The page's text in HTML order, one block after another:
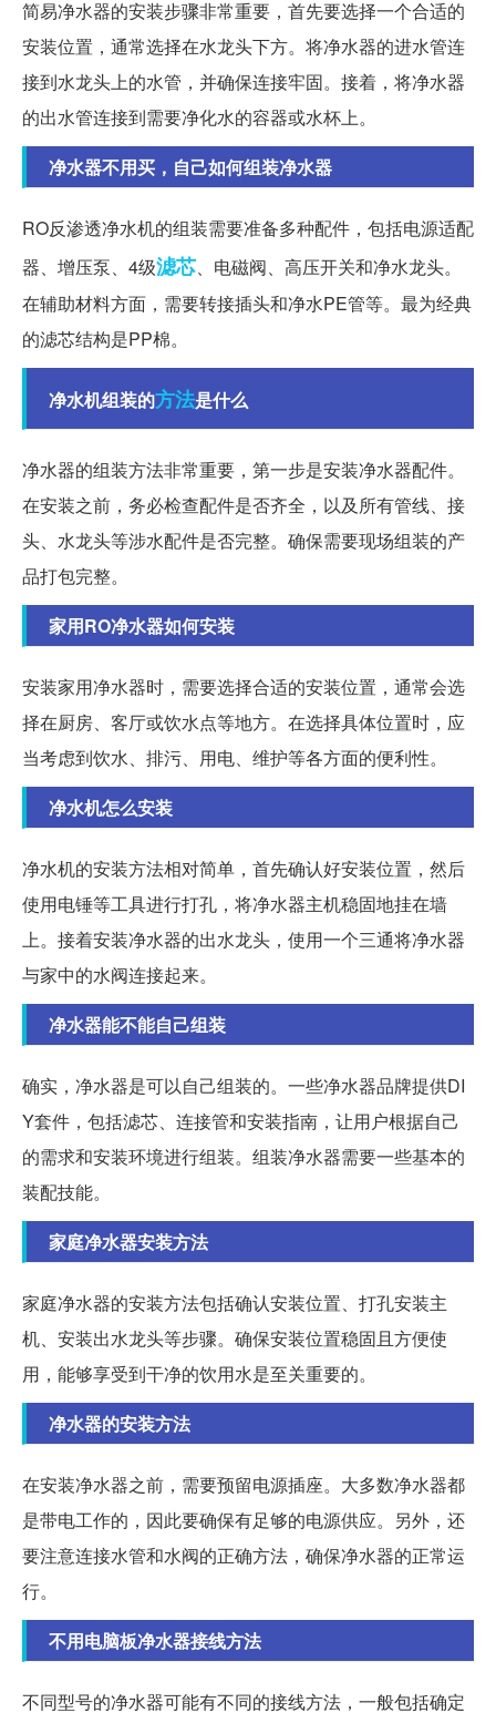
简易净水器的安装步骤非常重要，首先要选择一个合适的
安装位置，通常选择在水龙头下方。将净水器的进水管连
接到水龙头上的水管，并确保连接牢固。接着，将净水器
的出水管连接到需要净化水的容器或水杯上。
净水器不用买，自己如何组装净水器
RO反渗透净水机的组装需要准备多种配件，包括电源适配
器、增压泵、4级滤芯、电磁阀、高压开关和净水龙头。
在辅助材料方面，需要转接插头和净水PE管等。最为经典
的滤芯结构是PP棉。
净水机组装的方法是什么
净水器的组装方法非常重要，第一步是安装净水器配件。
在安装之前，务必检查配件是否齐全，以及所有管线、接
头、水龙头等涉水配件是否完整。确保需要现场组装的产
品打包完整。
家用RO净水器如何安装
安装家用净水器时，需要选择合适的安装位置，通常会选
择在厨房、客厅或饮水点等地方。在选择具体位置时，应
当考虑到饮水、排污、用电、维护等各方面的便利性。
净水机怎么安装
净水机的安装方法相对简单，首先确认好安装位置，然后
使用电锤等工具进行打孔，将净水器主机稳固地挂在墙
上。接着安装净水器的出水龙头，使用一个三通将净水器
与家中的水阀连接起来。
净水器能不能自己组装
确实，净水器是可以自己组装的。一些净水器品牌提供DI
Y套件，包括滤芯、连接管和安装指南，让用户根据自己
的需求和安装环境进行组装。组装净水器需要一些基本的
装配技能。
家庭净水器安装方法
家庭净水器的安装方法包括确认安装位置、打孔安装主
机、安装出水龙头等步骤。确保安装位置稳固且方便使
用，能够享受到干净的饮用水是至关重要的。
净水器的安装方法
在安装净水器之前，需要预留电源插座。大多数净水器都
是带电工作的，因此要确保有足够的电源供应。另外，还
要注意连接水管和水阀的正确方法，确保净水器的正常运
行。
不用电脑板净水器接线方法
不同型号的净水器可能有不同的接线方法，一般包括确定